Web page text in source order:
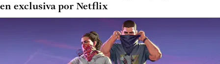
en exclusiva por Netflix